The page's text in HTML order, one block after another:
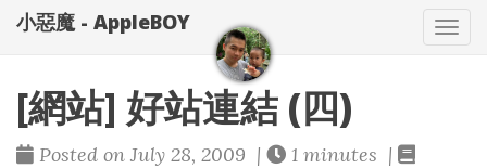
小惡魔 - AppleBOY
[網站] 好站連結 (四)
Posted on July 28, 2009 |
1 minutes |